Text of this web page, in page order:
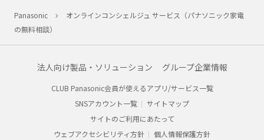
Panasonic
オンラインコンシェルジュ サービス（パナソニック家電
の無料相談）
法人向け製品・ソリューション グループ企業情報
CLUB Panasonic会員が使えるアプリ/サービス一覧
SNSアカウント一覧
サイトマップ
サイトのご利用にあたって
ウェブアクセシビリティ方針
個人情報保護方針